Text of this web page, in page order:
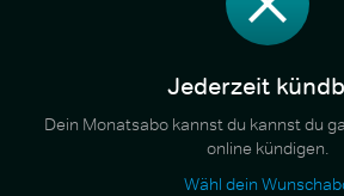
Jederzeit
Dein Monatsabo kannst du kannst du
online kündigen.
Wähl dein